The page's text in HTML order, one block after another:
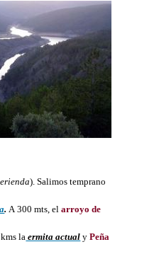
). Salimos temprano
. A 300 mts, elarroyo de
laermita actualyPeña